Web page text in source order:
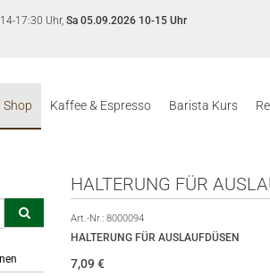
17:30 Uhr, Sa 05.09.2026 10-15 Uhr
Shop Kaffee & Espresso Barista Kurs
HALTERUNG FÜR
Art.-Nr.: 8000094
HALTERUNG FÜR AUSLAUFDÜSEN
7,09€